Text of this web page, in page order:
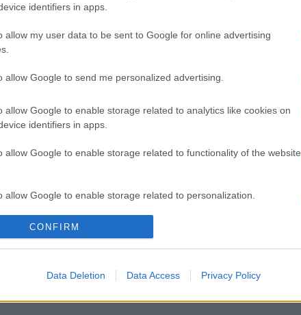
identifiers in apps.
allow my user data to be sent to Google for online advertising
allow Google to send me personalized advertising.
allow Google to enable storage related to analytics like cookies on
identifiers in apps.
allow Google to enable storage related to functionality of the website
allow Google to enable storage related to personalization.
allow Google to enable storage related to security, including
functionality and fraud prevention, and other user protection.
CONFIRM
Data Deletion Data Access Privacy Policy
# EMLÉKEZETES PILLANAT # BESZÓLÁS #METOO #ANNA